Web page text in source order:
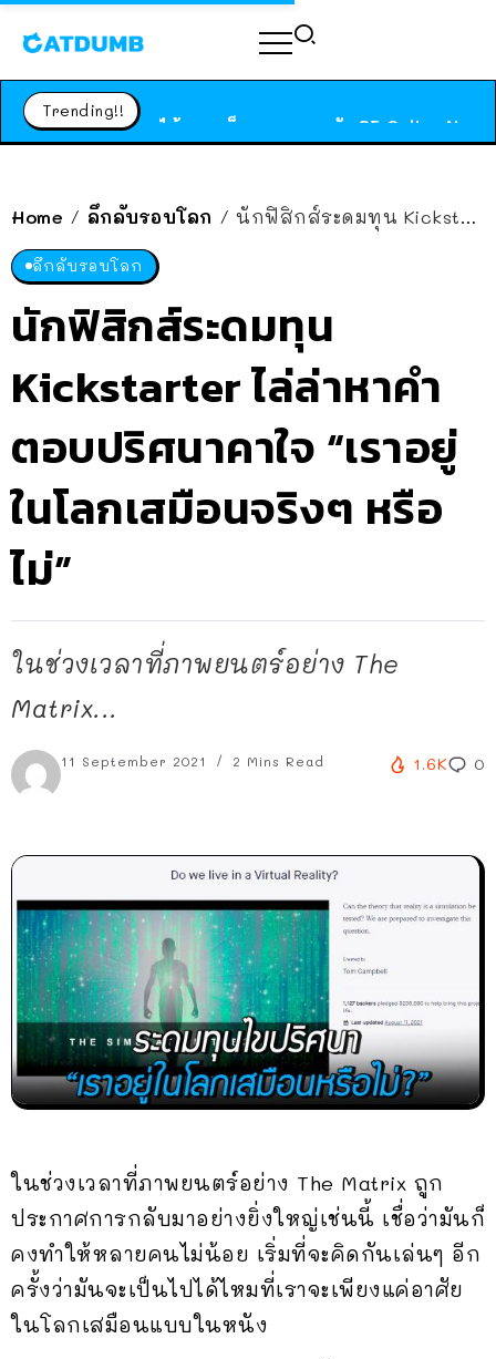
Trending!!
Home / ลึกลับรอบโลก / นักฟิสิกส์ระดมทุน Kickstarter ไล่ล่าหาคำตอบปริศนาคาใจ “เราอยู่ในโลกเสมือนจริงๆ หรือไม่”
ลึกลับรอบโลก
นักฟิสิกส์ระดมทุน
Kickstarter ไล่ล่าหาคำ
ตอบปริศนาคาใจ “เราอยู่
ในโลกเสมือนจริงๆ หรือ
ไม่”
ในช่วงเวลาที่ภาพยนตร์อย่าง The
Matrix...
11 September 2021 2 Mins Read 1.6K 0
ในช่วงเวลาที่ภาพยนตร์อย่าง The Matrix ถูก
ประกาศการกลับมาอย่างยิ่งใหญ่เช่นนี้ เชื่อว่ามันก็
คงทำให้หลายคนไม่น้อย เริ่มที่จะคิดกันเล่นๆ อีก
ครั้งว่ามันจะเป็นไปได้ไหมที่เราจะเพียงแค่อาศัย
ในโลกเสมือนแบบในหนัง